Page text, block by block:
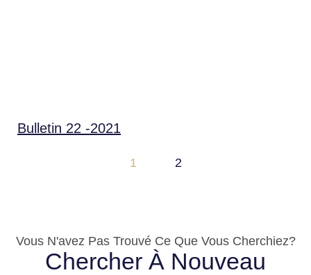
Bulletin 22 -2021
1 2
Vous N'avez Pas Trouvé Ce Que Vous Cherchiez?
Chercher À Nouveau